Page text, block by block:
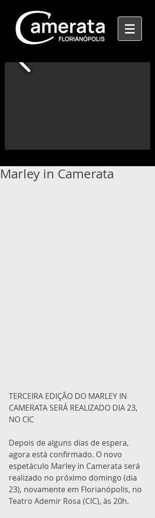
Marley in Camerata
TERCEIRA EDIÇÃO DO MARLEY IN
CAMERATA SERÁ REALIZADO DIA 23,
NO CIC
Depois de alguns dias de espera,
agora está confirmado. O novo
espetáculo Marley in Camerata será
realizado no próximo domingo (dia
23), novamente em Florianópolis, no
Teatro Ademir Rosa (CIC), às 20h.